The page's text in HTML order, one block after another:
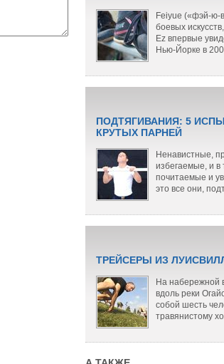
Feiyue («фэй-ю-
боевых
Ez впервые
Нью-Йорке в
ПОДТЯГИВАНИЯ: 5
КРУТЫХ ПАРНЕЙ
Ненавистные,
избегаемые, и в
почитаемые и
это все они,
ТРЕЙСЕРЫ ИЗ
На набережной
вдоль реки
собой шесть
травянистому